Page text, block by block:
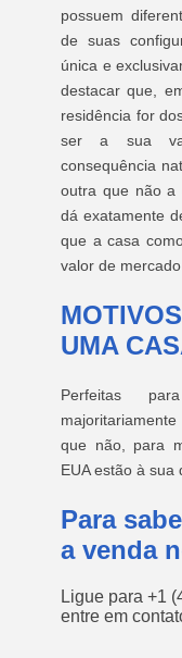
possuem
de suas
única e
destacar que,
residência for
ser a sua
consequência
outra que não a
dá exatamente
que a casa
valor de
UMA
Perfeitas
que não, para
EUA estão à sua
Para
a venda
Ligue para +1
entre em